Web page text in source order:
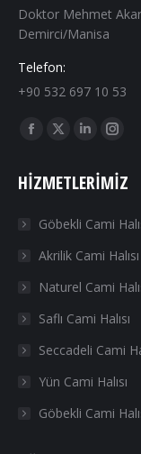
Doktor Mehmet
Demirci/Manisa
Telefon:
+90 532 697 10 53
Find us on:
Facebook
opens
new
window
X
opens
new
window
Linkedin
opens
new
window
opens
new
HIZMETLERIMIZ
Göbekli Cami
Akrilik Cami Halısı
Naturel Cami
Saflı Cami Halısı
Seccadeli Cami
Yün Cami Halısı
Göbekli Cami